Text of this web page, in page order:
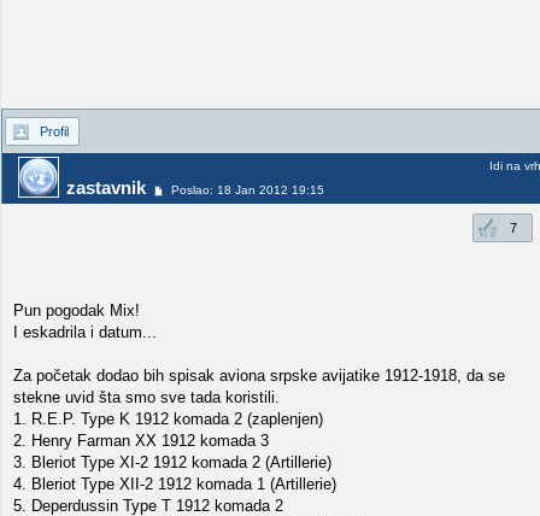
Profil
zastavnik Poslao: 18 Jan 2012 19:15
Idi na vrh
7
Pun pogodak Mix!
I eskadrila i datum...
Za početak dodao bih spisak aviona srpske avijatike 1912-1918, da se
stekne uvid šta smo sve tada koristili.
1. R.E.P. Type K 1912 komada 2 (zaplenjen)
2. Henry Farman XX 1912 komada 3
3. Bleriot Type XI-2 1912 komada 2 (Artillerie)
4. Bleriot Type XII-2 1912 komada 1 (Artillerie)
5. Deperdussin Type T 1912 komada 2